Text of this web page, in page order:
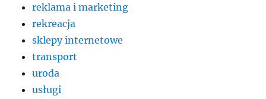
reklama i marketing
rekreacja
sklepy internetowe
transport
uroda
usługi